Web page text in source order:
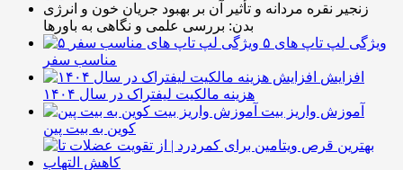
زنجیر نقره مردانه و تأثیر آن بر بهبود جریان خون و انرژی
بدن: بررسی علمی و نگاهی به باورها
۵ ویژگی لپ تاپ های
مناسب سفر
افزایش
هزینه مالکیت لیفتراک در سال ۱۴۰۴
آموزش واریز بیت
کوین به بیت پین